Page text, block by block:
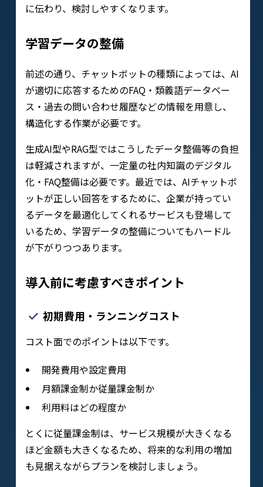
に伝わり、検討しやすくなります。
学習データの整備
前述の通り、チャットボットの種類によっては、AI
が適切に応答するためのFAQ・類義語データベー
ス・過去の問い合わせ履歴などの情報を用意し、
構造化する作業が必要です。
生成AI型やRAG型ではこうしたデータ整備等の負担
は軽減されますが、一定量の社内知識のデジタル
化・FAQ整備は必要です。最近では、AIチャットボ
ットが正しい回答をするために、企業が持ってい
るデータを最適化してくれるサービスも登場して
いるため、学習データの整備についてもハードル
が下がりつつあります。
導入前に考慮すべきポイント
初期費用・ランニングコスト
コスト面でのポイントは以下です。
開発費用や設定費用
月額課金制か従量課金制か
利用料はどの程度か
とくに従量課金制は、サービス規模が大きくなる
ほど金額も大きくなるため、将来的な利用の増加
も見据えながらプランを検討しましょう。